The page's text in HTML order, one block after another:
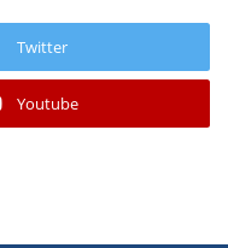
Twitter
Youtube